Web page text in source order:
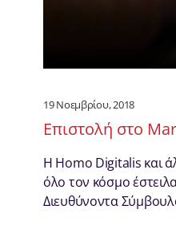
19 Νοεμβρίου, 2018
Επιστολή στο
Η Homo Digitalis και
όλο τον κόσμο
Διευθύνοντα